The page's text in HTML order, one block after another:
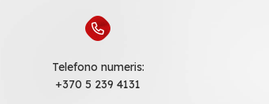
Telefono numeris:
+370 5 239 4131